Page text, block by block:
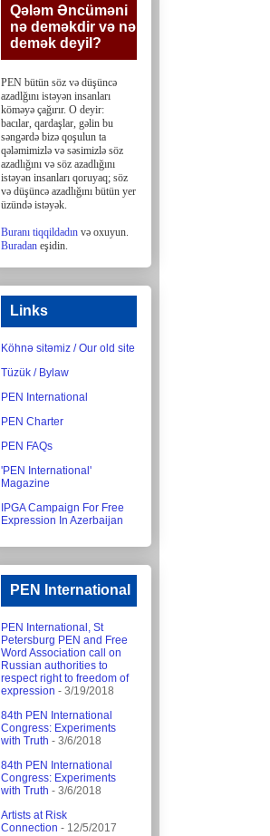
Qələm Əncüməni
nə deməkdir və nə
demək deyil?‎
PEN bütün söz və düşüncə
azadlğını istəyən insanları
köməyə çağırır. O deyir:
bacılar, ‎qardaşlar, gəlin bu
səngərdə bizə qoşulun ta
qələmimizlə və səsimizlə söz
azadlığını və söz ‎azadlığını
istəyən insanları qoruyaq; söz
və düşüncə azadlığını bütün yer
üzündə istəyək.
Buranı tiqqildadın və oxuyun.
Buradan eşidin.
Links
Köhnə sitəmiz / Our old site
Tüzük / Bylaw
PEN International
PEN Charter
PEN FAQs
'PEN International'
Magazine
IPGA Campaign For Free
Expression In Azerbaijan
PEN International
PEN International, St
Petersburg PEN and Free
Word Association call on
Russian authorities to
respect right to freedom of
expression - 3/19/2018
84th PEN International
Congress: Experiments
with Truth - 3/6/2018
84th PEN International
Congress: Experiments
with Truth - 3/6/2018
Artists at Risk
Connection - 12/5/2017